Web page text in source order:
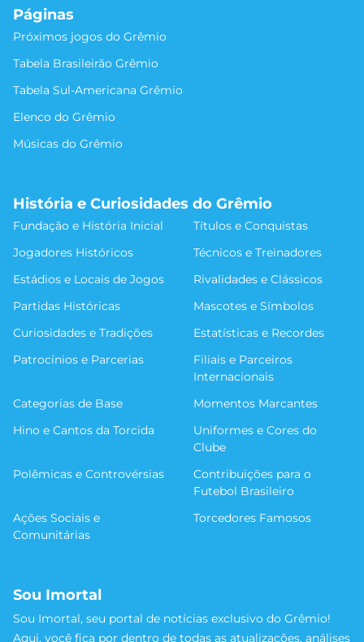
Páginas
Próximos jogos do Grêmio
Tabela Brasileirão Grêmio
Tabela Sul-Americana Grêmio
Elenco do Grêmio
Músicas do Grêmio
História e Curiosidades do Grêmio
Fundação e História Inicial
Títulos e Conquistas
Jogadores Históricos
Técnicos e Treinadores
Estádios e Locais de Jogos
Rivalidades e Clássicos
Partidas Históricas
Mascotes e Símbolos
Curiosidades e Tradições
Estatísticas e Recordes
Patrocínios e Parcerias
Filiais e Parceiros
Internacionais
Categorias de Base
Momentos Marcantes
Hino e Cantos da Torcida
Uniformes e Cores do
Clube
Polêmicas e Controvérsias
Contribuições para o
Futebol Brasileiro
Ações Sociais e
Comunitárias
Torcedores Famosos
Sou Imortal
Sou Imortal, seu portal de notícias exclusivo do Grêmio!
Aqui, você fica por dentro de todas as atualizações, análises